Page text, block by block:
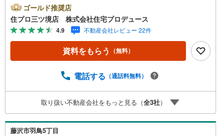
リアに強い！ 住プロは、藤沢市・綾瀬市エリアの不動産売
買専門会社です！最新物件情報や当社限定で販売する物件
情報も多数ございますので、お気軽にお問合せ下さい！ ----
---------- 弊社独自の住宅ローン提案システム 弊社ではファ
イナンシャル専門スタッフによる【丁寧な資金アドバイ
ス】【ファイナンシャルプラン提案書の作成】を随時行っ
ローン残高】【住宅購入者だけが加入できる無料の生命保
多くなる【教育費】住宅を買った後から始まる【住宅ロー
ン返済】65歳以上から必要になる【老後の費用負担】住宅
探しの【このタイミング】で不安な部分を明確にしていき
ませんか？？ --------------
ゴールド推奨店
住プロ三ツ境店 株式会社住宅プロデュース
4.9 不動産会社レビュー 22件
資料をもらう （無料）
電話する （通話料無料）
取り扱い不動産会社をもっと見る（全3社）
藤沢市羽鳥5丁目